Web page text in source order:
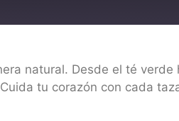
natural. Desde el té verde
tu corazón con cada